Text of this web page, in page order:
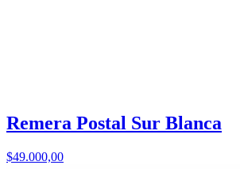
Remera Postal Sur Blanca
$49.000,00